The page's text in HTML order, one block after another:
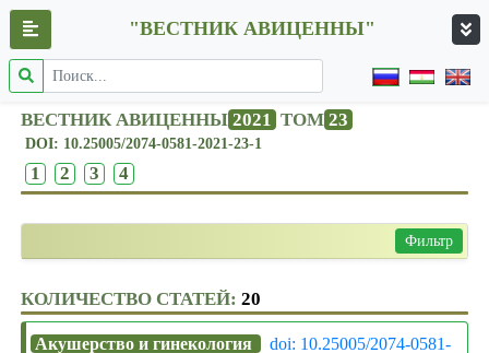
"ВЕСТНИК АВИЦЕННЫ"
ВЕСТНИК АВИЦЕННЫ 2021 ТОМ 23
DOI: 10.25005/2074-0581-2021-23-1
1 2 3 4
Фильтр
КОЛИЧЕСТВО СТАТЕЙ: 20
Акушерство и гинекология
doi: 10.25005/2074-0581-